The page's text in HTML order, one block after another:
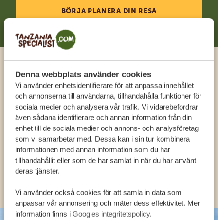
Denna webbplats använder cookies
Vi använder enhetsidentifierare för att anpassa innehållet
och annonserna till användarna, tillhandahålla funktioner för
sociala medier och analysera vår trafik. Vi vidarebefordrar
även sådana identifierare och annan information från din
enhet till de sociala medier och annons- och analysföretag
som vi samarbetar med. Dessa kan i sin tur kombinera
informationen med annan information som du har
tillhandahållit eller som de har samlat in när du har använt
deras tjänster.
Vi använder också cookies för att samla in data som
anpassar vår annonsering och mäter dess effektivitet. Mer
information finns i Googles integritetspolicy.
BÖRJA PLANERA DIN RESA
Ring en expert
FÅ PERSONLIG RÅDGIVNING FRÅN VÅRA
EXPERTER
SV:+31 174 788 108